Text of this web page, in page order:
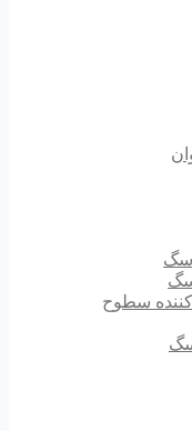
سگ
سگ
سطوح